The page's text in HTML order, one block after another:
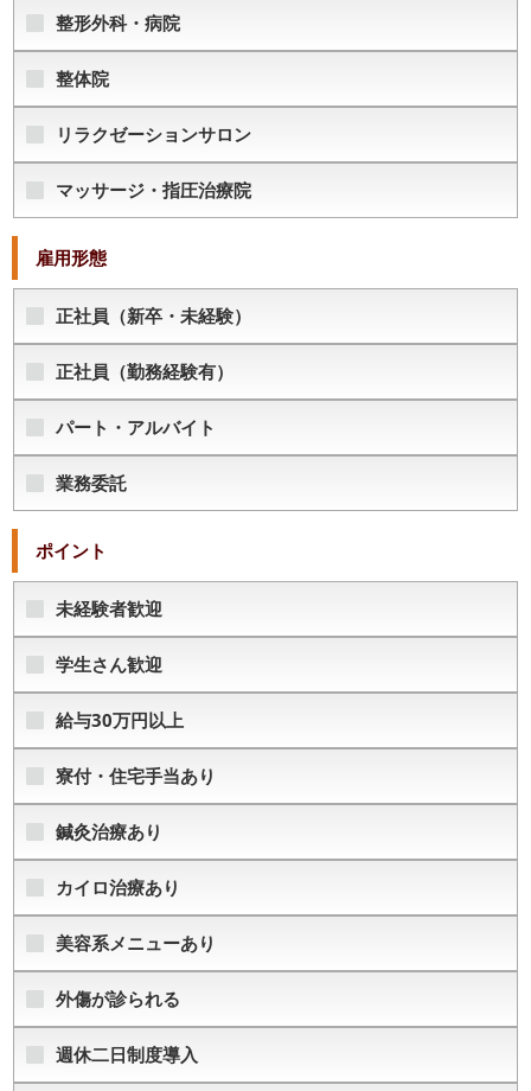
整形外科・病院
整体院
リラクゼーションサロン
マッサージ・指圧治療院
雇用形態
正社員（新卒・未経験）
正社員（勤務経験有）
パート・アルバイト
業務委託
ポイント
未経験者歓迎
学生さん歓迎
給与30万円以上
寮付・住宅手当あり
鍼灸治療あり
カイロ治療あり
美容系メニューあり
外傷が診られる
週休二日制度導入